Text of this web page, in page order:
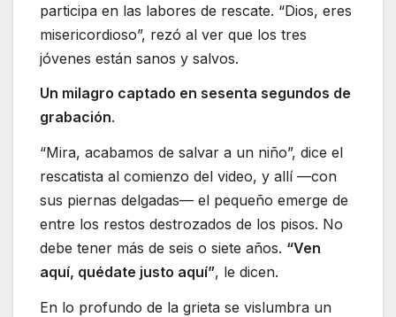
participa en las labores de rescate. “Dios, eres
misericordioso”, rezó al ver que los tres
jóvenes están sanos y salvos.
Un milagro captado en sesenta segundos de
grabación.
“Mira, acabamos de salvar a un niño”, dice el
rescatista al comienzo del video, y allí —con
sus piernas delgadas— el pequeño emerge de
entre los restos destrozados de los pisos. No
debe tener más de seis o siete años. “Ven
aquí, quédate justo aquí”, le dicen.
En lo profundo de la grieta se vislumbra un